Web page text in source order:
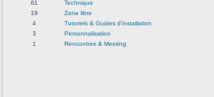
61
Technique
19
Zone libre
4
Tutoriels & Guides d'installation
3
Personnalisation
1
Rencontres & Meeting